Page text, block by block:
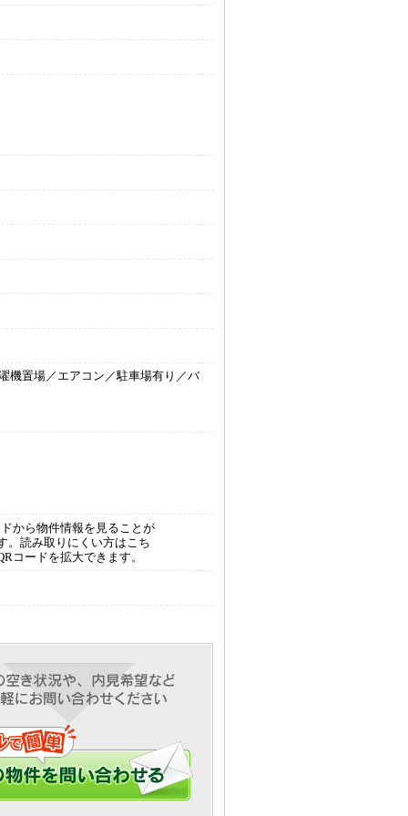
機置場／エアコン／駐車場有り／バ
から物件情報を見ることが
。読み取りにくい方はこち
コードを拡大できます。